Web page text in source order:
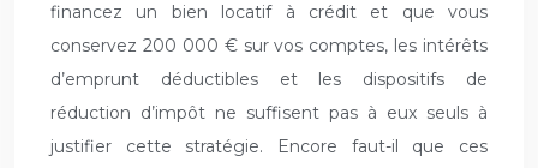
financez un bien locatif à crédit et que vous
conservez 200 000 € sur vos comptes, les intérêts
d’emprunt déductibles et les dispositifs de
réduction d’impôt ne suffisent pas à eux seuls à
justifier cette stratégie. Encore faut-il que ces